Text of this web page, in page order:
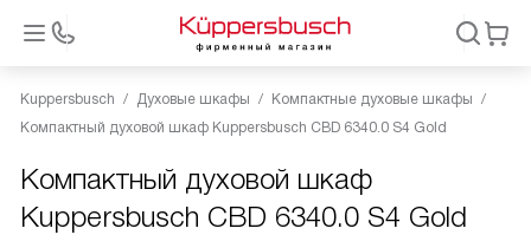
Kuppersbusch Духовые шкафы
Компактные духовые шкафы
Компактный духовой шкаф Kuppersbusch CBD 6340.0 S4 Gold
Компактный духовой шкаф
Kuppersbusch CBD 6340.0 S4 Gold